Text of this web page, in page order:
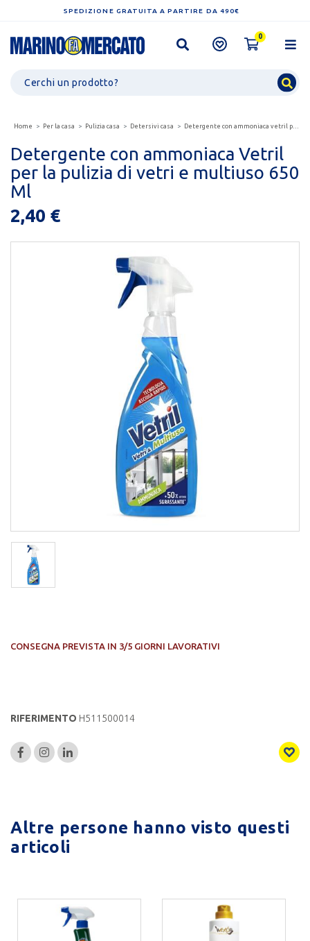
SPEDIZIONE GRATUITA A PARTIRE DA 490€
0
Home Per la casa Pulizia casa Detersivi casa Detergente con ammoniaca vetril per la pulizia di vetri...
Detergente con ammoniaca Vetril
per la pulizia di vetri e multiuso 650
Ml
2,40 €
CONSEGNA PREVISTA IN 3/5 GIORNI LAVORATIVI
RIFERIMENTO H511500014
Altre persone hanno visto questi
articoli